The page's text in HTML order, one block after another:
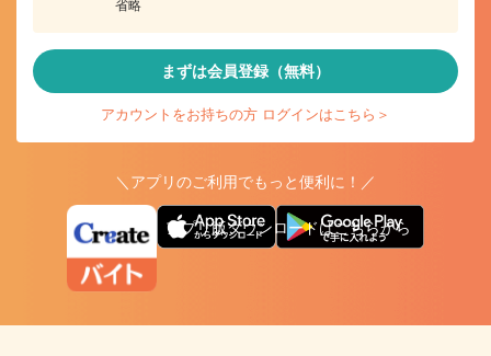
省略
まずは会員登録（無料）
アカウントをお持ちの方 ログインはこちら＞
＼アプリのご利用でもっと便利に！／
アプリ版ダウンロードはこちらから